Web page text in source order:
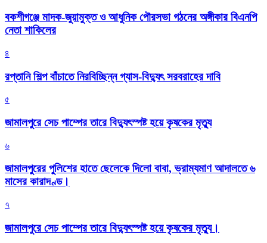
বকশীগঞ্জে মাদক-জুয়ামুক্ত ও আধুনিক পৌরসভা গঠনের অঙ্গীকার বিএনপি
নেতা শাকিলের
৪
রপ্তানি শিল্প বাঁচাতে নিরবিচ্ছিন্ন গ্যাস-বিদ্যুৎ সরবরাহের দাবি
৫
জামালপুরে সেচ পাম্পের তারে বিদ্যুৎস্পষ্ট হয়ে কৃষকের মৃত্যু
৬
জামালপুরের পুলিশের হাতে ছেলেকে দিলো বাবা, ভ্রাম্যমাণ আদালতে ৬
মাসের কারাদণ্ড।
৭
জামালপুরে সেচ পাম্পের তারে বিদ্যুৎস্পষ্ট হয়ে কৃষকের মৃত্যু।